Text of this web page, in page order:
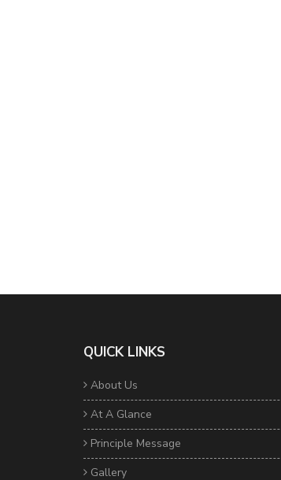
QUICK LINKS
About Us
At A Glance
Principle Message
Gallery